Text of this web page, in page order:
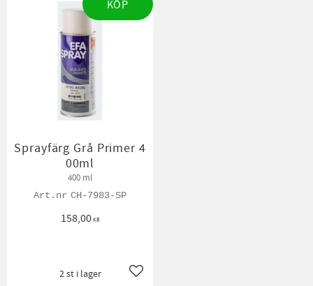
Sprayfärg Grå Primer 4
00ml
400 ml
CH-7983-SP
158,00KR
Lägg till i favoriter
2 st i lager
KÖP